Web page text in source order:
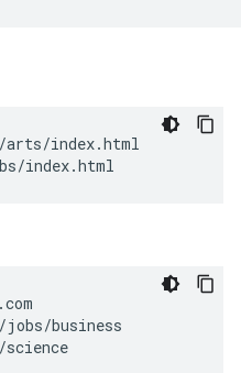
arts/index.html
index.html
jobs/business
science